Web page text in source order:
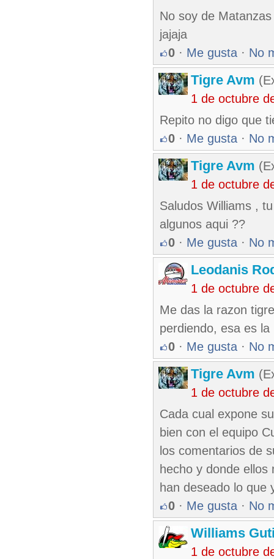
No soy de
jajaja
0 · Me gusta · No
Tigre Avm
1 de octubre
Repito no digo que
0 · Me gusta · No
Tigre Avm
1 de octubre
Saludos Williams ,
algunos aqui ??
0 · Me gusta · No
Leodanis
1 de octubre
Me das la razon
perdiendo, esa es la
0 · Me gusta · No
Tigre Avm
1 de octubre
Cada cual expone
bien con el equipo
los comentarios de
hecho y donde
han deseado lo que
0 · Me gusta · No
Williams
1 de octubre